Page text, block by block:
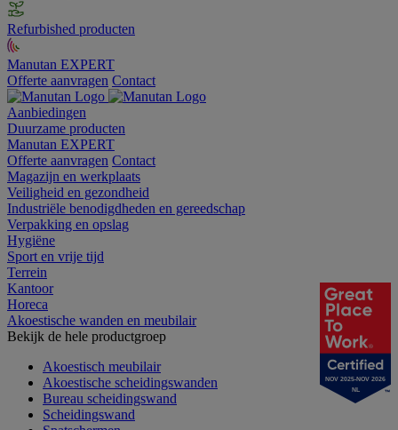
Refurbished producten
Manutan EXPERT
Offerte aanvragen Contact
Aanbiedingen
Duurzame producten
Manutan EXPERT
Offerte aanvragen Contact
Magazijn en werkplaats
Veiligheid en gezondheid
Industriële benodigdheden en gereedschap
Verpakking en opslag
Hygiëne
Sport en vrije tijd
Terrein
Kantoor
Horeca
Akoestische wanden en meubilair
Bekijk de hele productgroep
Akoestisch meubilair
Akoestische scheidingswanden
Bureau scheidingswand
Scheidingswand
NOV 2025-NOV 2026
NL